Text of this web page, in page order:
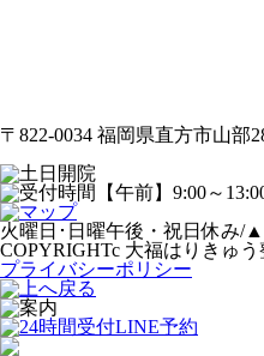
〒822-0034 福岡県直方市山部
火曜日･日曜午後・祝日休み/
COPYRIGHTc 大福はりきゅう
プライバシーポリシー